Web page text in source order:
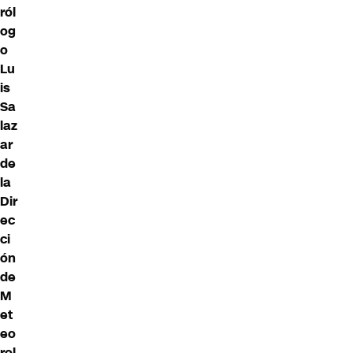
ról
og
o
Lu
is
Sa
laz
ar
de
la
Dir
ec
ci
ón
de
M
et
eo